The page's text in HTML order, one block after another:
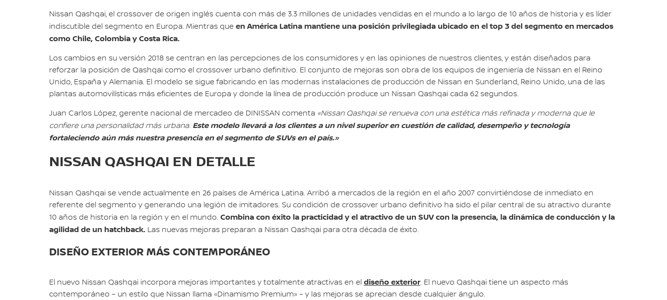
Nissan Qashqai, el crossover de origen inglés cuenta con más de 3.3 millones de unidades vendidas en el mundo a lo largo de 10 años de historia y es líder
indiscutible del segmento en Europa. Mientras que en América Latina mantiene una posición privilegiada ubicado en el top 3 del segmento en mercados
como Chile, Colombia y Costa Rica.
Los cambios en su versión 2018 se centran en las percepciones de los consumidores y en las opiniones de nuestros clientes, y están diseñados para
reforzar la posición de Qashqai como el crossover urbano definitivo. El conjunto de mejoras son obra de los equipos de ingeniería de Nissan en el Reino
Unido, España y Alemania. El modelo se sigue fabricando en las modernas instalaciones de producción de Nissan en Sunderland, Reino Unido, una de las
plantas automovilísticas más eficientes de Europa y donde la línea de producción produce un Nissan Qashqai cada 62 segundos.
Juan Carlos López, gerente nacional de mercadeo de DINISSAN comenta «Nissan Qashqai se renueva con una estética más refinada y moderna que le
confiere una personalidad más urbana. Este modelo llevará a los clientes a un nivel superior en cuestión de calidad, desempeño y tecnología
fortaleciendo aún más nuestra presencia en el segmento de SUVs en el país.»
NISSAN QASHQAI EN DETALLE
Nissan Qashqai se vende actualmente en 26 países de América Latina. Arribó a mercados de la región en el año 2007 convirtiéndose de inmediato en
referente del segmento y generando una legión de imitadores. Su condición de crossover urbano definitivo ha sido el pilar central de su atractivo durante
10 años de historia en la región y en el mundo. Combina con éxito la practicidad y el atractivo de un SUV con la presencia, la dinámica de conducción y la
agilidad de un hatchback. Las nuevas mejoras preparan a Nissan Qashqai para otra década de éxito.
DISEÑO EXTERIOR MÁS CONTEMPORÁNEO
El nuevo Nissan Qashqai incorpora mejoras importantes y totalmente atractivas en el diseño exterior. El nuevo Qashqai tiene un aspecto más
contemporáneo – un estilo que Nissan llama «Dinamismo Premium» – y las mejoras se aprecian desde cualquier ángulo.